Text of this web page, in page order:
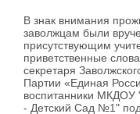
В знак внимания
заволжцам были
присутствующим
приветственные
секретаря
Партии «Единая
воспитанники МКДОУ
- Детский Сад №1"